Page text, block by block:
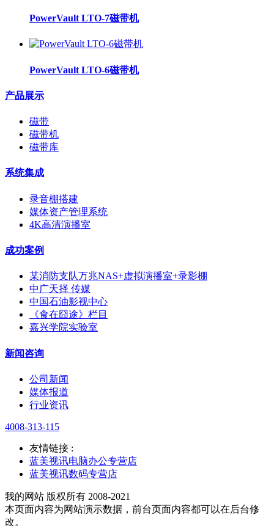
PowerVault LTO-7磁带机
PowerVault LTO-6磁带机
产品展示
磁带
磁带机
磁带库
系统集成
录音棚搭建
媒体资产管理系统
4K高清演播室
成功案例
某消防支队万兆NAS+虚拟演播室+录影棚
中广天择 传媒
中国石油影视中心
《食在囧途》栏目
嘉兴学院实验室
新闻咨询
公司新闻
媒体报道
行业资讯
4008-313-115
友情链接 :
蓝美视讯电脑办公专营店
蓝美视讯数码专营店
我的网站 版权所有 2008-2021
本页面内容为网站演示数据，前台页面内容都可以在后台修
改。